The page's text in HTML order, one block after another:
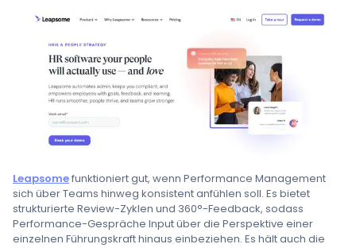
Leapsomefunktioniert gut, wenn Performance Management
sich über Teams hinweg konsistent anfühlen soll. Es bietet
strukturierte Review-Zyklen und 360°-Feedback, sodass
Performance-Gespräche Input über die Perspektive einer
einzelnen Führungskraft hinaus einbeziehen. Es hält auch die